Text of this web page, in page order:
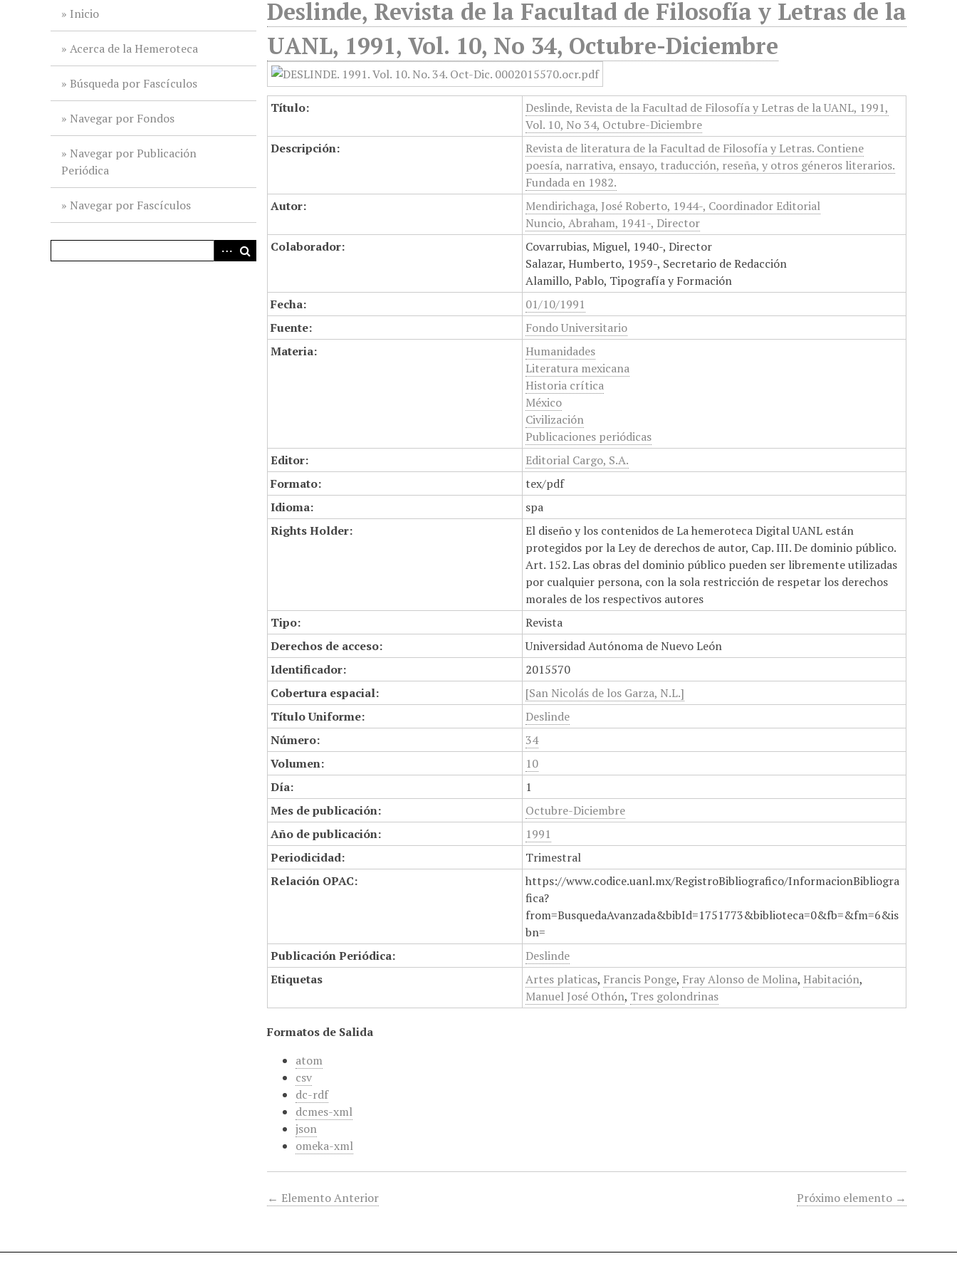
Inicio
Acerca de la Hemeroteca
Búsqueda por Fascículos
Navegar por Fondos
Navegar por Publicación
Periódica
Navegar por Fascículos
Deslinde, Revista de la Facultad de Filosofía y Letras de la
UANL, 1991, Vol. 10, No 34, Octubre-Diciembre
Título:
Deslinde, Revista de la Facultad de Filosofía y Letras de la UANL, 1991,
Vol. 10, No 34, Octubre-Diciembre
Descripción:
Revista de literatura de la Facultad de Filosofía y Letras. Contiene
poesía, narrativa, ensayo, traducción, reseña, y otros géneros literarios.
Fundada en 1982.
Autor:
Mendirichaga, José Roberto, 1944-, Coordinador Editorial
Nuncio, Abraham, 1941-, Director
Colaborador:
Covarrubias, Miguel, 1940-, Director
Salazar, Humberto, 1959-, Secretario de Redacción
Alamillo, Pablo, Tipografía y Formación
Fecha:
01/10/1991
Fuente:
Fondo Universitario
Materia:
Humanidades
Literatura mexicana
Historia crítica
México
Civilización
Publicaciones periódicas
Editor:
Editorial Cargo, S.A.
Formato:
tex/pdf
Idioma:
spa
Rights Holder:
El diseño y los contenidos de La hemeroteca Digital UANL están
protegidos por la Ley de derechos de autor, Cap. III. De dominio público.
Art. 152. Las obras del dominio público pueden ser libremente utilizadas
por cualquier persona, con la sola restricción de respetar los derechos
morales de los respectivos autores
Tipo:
Revista
Derechos de acceso:
Universidad Autónoma de Nuevo León
Identificador:
2015570
Cobertura espacial:
[San Nicolás de los Garza, N.L.]
Título Uniforme:
Deslinde
Número:
34
Volumen:
10
Día:
1
Mes de publicación:
Octubre-Diciembre
Año de publicación:
1991
Periodicidad:
Trimestral
Relación OPAC:
https://www.codice.uanl.mx/RegistroBibliografico/InformacionBibliogra
fica?
from=BusquedaAvanzada&bibId=1751773&biblioteca=0&fb=&fm=6&is
bn=
Publicación Periódica:
Deslinde
Etiquetas
Artes platicas, Francis Ponge, Fray Alonso de Molina, Habitación,
Manuel José Othón, Tres golondrinas
Formatos de Salida
atom
csv
dc-rdf
dcmes-xml
json
omeka-xml
← Elemento Anterior Próximo elemento →